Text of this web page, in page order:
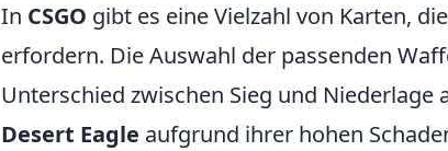
In CSGO gibt es eine Vielzahl von Karten,
erfordern. Die Auswahl der passenden
Unterschied zwischen Sieg und Niederlage
Desert Eagle aufgrund ihrer hohen